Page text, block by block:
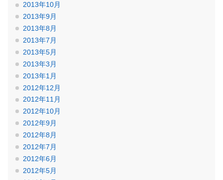
2013年10月
2013年9月
2013年8月
2013年7月
2013年5月
2013年3月
2013年1月
2012年12月
2012年11月
2012年10月
2012年9月
2012年8月
2012年7月
2012年6月
2012年5月